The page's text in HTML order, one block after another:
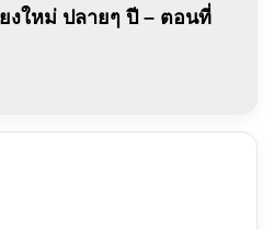
งใหม่ ปลายๆ ปี – ตอนที่